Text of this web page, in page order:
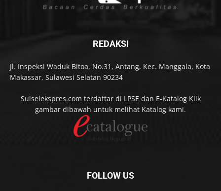
REDAKSI
Jl. Inspeksi Waduk Bitoa, No.31, Antang, Kec. Manggala, Kota
Makassar, Sulawesi Selatan 90234
Sulselekspres.com terdaftar di LPSE dan E-Katalog Klik
gambar dibawah untuk melihat Katalog kami.
FOLLOW US